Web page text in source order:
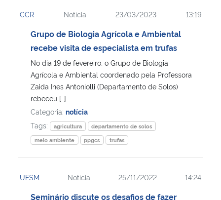
CCR Notícia 23/03/2023 13:19
Grupo de Biologia Agrícola e Ambiental
recebe visita de especialista em trufas
No dia 19 de fevereiro, o Grupo de Biologia
Agrícola e Ambiental coordenado pela Professora
Zaida Ines Antoniolli (Departamento de Solos)
rebeceu […]
Categoria: notícia
Tags:
agricultura
departamento de solos
meio ambiente
ppgcs trufas
UFSM Notícia 25/11/2022 14:24
Seminário discute os desafios de fazer